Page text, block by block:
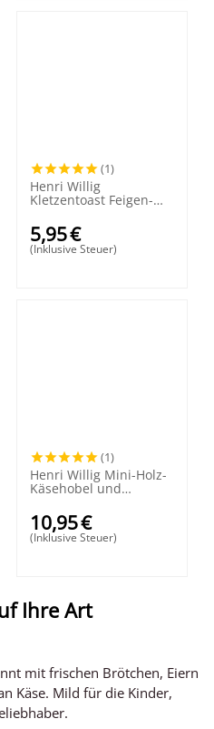
(1)
Henri Willig
Kletzentoast Feigen-
5,95€
(Inklusive Steuer)
(1)
Henri Willig Mini-Holz-
Käsehobel und
10,95€
(Inklusive Steuer)
Ihre Art
mit frischen Brötchen, Eiern
Käse. Mild für die Kinder,